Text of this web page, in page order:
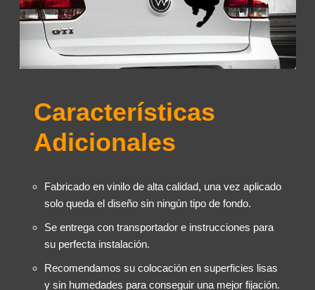
Características
Adicionales
Fabricado en vinilo de alta calidad, una vez aplicado
solo queda el diseño sin ningún tipo de fondo.
Se entrega con transportador e instrucciones para
su perfecta instalación.
Recomendamos su colocación en superficies lisas
y sin humedades para conseguir una mejor fijación.